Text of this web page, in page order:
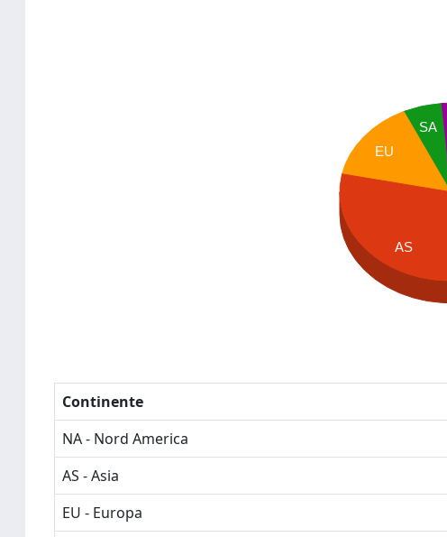
SA
EU
AS
Continente
NA - Nord America
AS - Asia
EU - Europa